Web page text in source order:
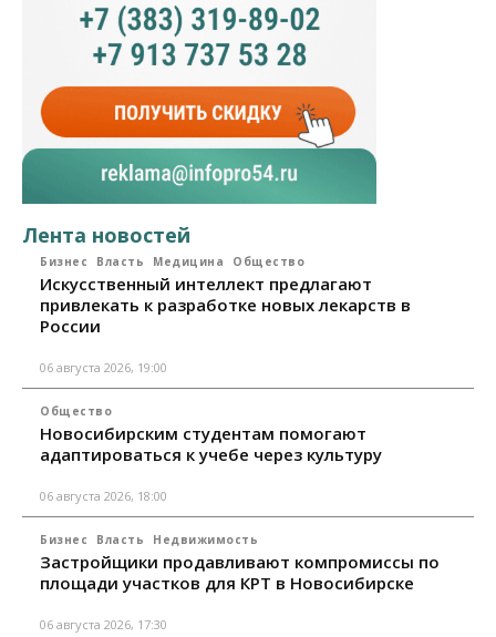
Лента новостей
Бизнес Власть Медицина Общество
Искусственный интеллект предлагают
привлекать к разработке новых лекарств в
России
06 августа 2026, 19:00
Общество
Новосибирским студентам помогают
адаптироваться к учебе через культуру
06 августа 2026, 18:00
Бизнес Власть Недвижимость
Застройщики продавливают компромиссы по
площади участков для КРТ в Новосибирске
06 августа 2026, 17:30